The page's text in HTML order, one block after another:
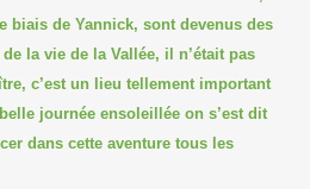
biais de Yannick, sont devenus des
la vie de la Vallée, il n’était pas
c’est un lieu tellement important
journée ensoleillée on s’est dit
dans cette aventure tous les